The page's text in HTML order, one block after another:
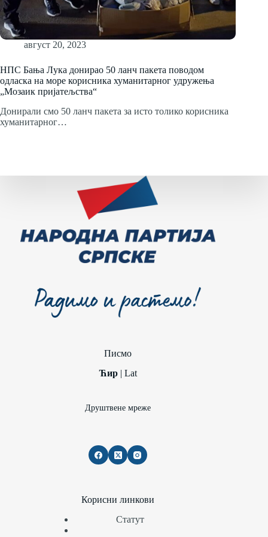
август 20, 2023
НПС Бања Лука донирао 50 ланч пакета поводом
одласка на море корисника хуманитарног удружења
„Мозаик пријатељства“
Донирали смо 50 ланч пакета за исто толико корисника
хуманитарног…
Писмо
Ћир| Lat
Друштвене мреже
Корисни линкови
Статут